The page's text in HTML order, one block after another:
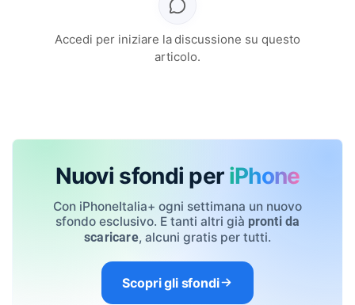
Accedi per iniziare la discussione su questo
articolo.
Nuovi sfondi per iPhone
Con iPhoneItalia+ ogni settimana un nuovo
sfondo esclusivo. E tanti altri già pronti da
scaricare, alcuni gratis per tutti.
Scopri gli sfondi